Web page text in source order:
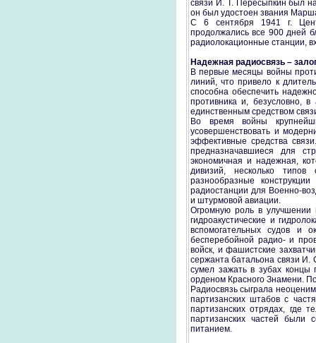
связи И. Т. Пересыпкин был
он был удостоен звания
С 6 сентября 1941 г.
продолжались все 900 дней
радиолокационные станции,
Надежная радиосвязь –
В первые месяцы войны
линий, что привело к
способна обеспечить
противника и, безусловно,
единственным средством
Во время войны
усовершенствовать и
эффективные средства
предназначавшиеся для
экономичная и надежная,
дивизий, несколько типов
разнообразные
радиостанции для Военно-
и штурмовой авиации.
Огромную роль в улучшении
гидроакустические и
вспомогательных судов и
бесперебойной радио- и
войск, и фашистские
сержанта батальона связи
сумел зажать в зубах
орденом Красного Знамени.
Радиосвязь сыграла
партизанских штабов с
партизанских отрядах, где
партизанских частей были
питанием.